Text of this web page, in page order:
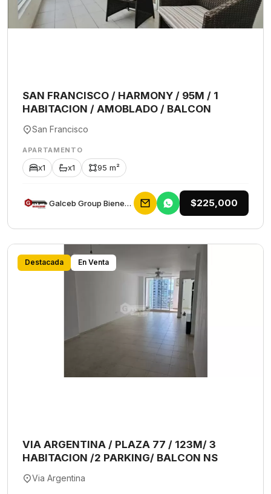
SAN FRANCISCO / HARMONY / 95M / 1
HABITACION / AMOBLADO / BALCON
San Francisco
APARTAMENTO
x1 x1 95 m²
Galceb Group Bienes Raices $225,000
Destacada En Venta
VIA ARGENTINA / PLAZA 77 / 123M/ 3
HABITACION /2 PARKING/ BALCON NS
Via Argentina